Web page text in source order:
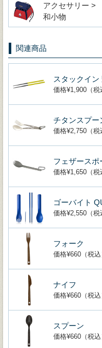
アクセサリー >
和小物
関連商品
スタックイン
価格¥1,900（税
チタンスプー
価格¥2,750（税
フェザースポ
価格¥1,650（税
ゴーバイト
価格¥2,550（税
フォーク
価格¥660（税込
ナイフ
価格¥660（税込
スプーン
価格¥660（税込